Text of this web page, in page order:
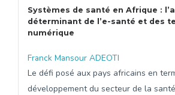
Systèmes de santé en Afrique :
déterminant de l’e-santé et des
numérique
Franck Mansour ADEOTI
Le défi posé aux pays africains en
développement du secteur de la